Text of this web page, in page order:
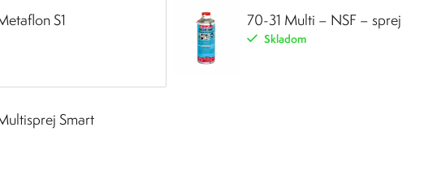
S1 70-31 Multi – NSF – sprej
Skladom
Smart